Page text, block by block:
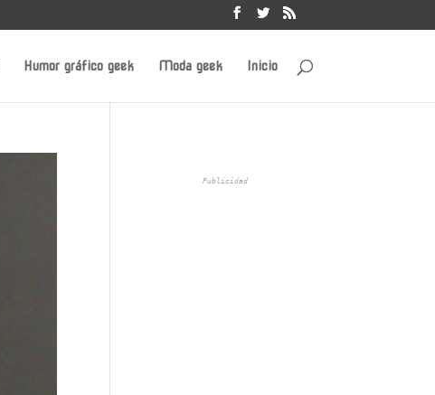
Humor gráfico geek Moda geek Inicio
Publicidad